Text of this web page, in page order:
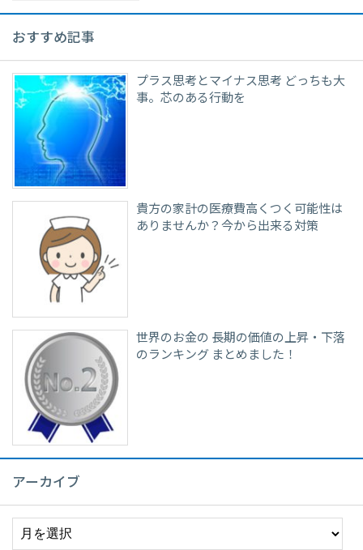
おすすめ記事
プラス思考とマイナス思考 どっちも大
事。芯のある行動を
貴方の家計の医療費高くつく可能性は
ありませんか？今から出来る対策
世界のお金の 長期の価値の上昇・下落
のランキング まとめました！
アーカイブ